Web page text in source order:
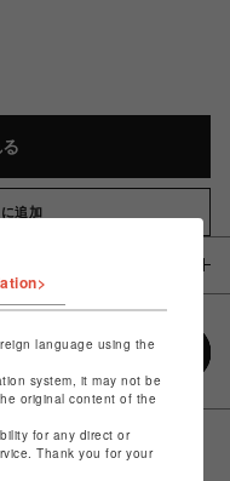
追加
language using the
system, it may not be
original content of the
for any direct or
Thank you for your